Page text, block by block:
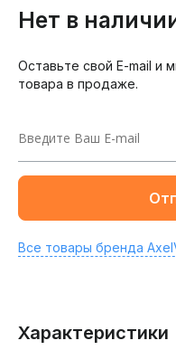
Нет в
Оставьте свой E-mail и
товара в продаже.
Все товары бренда
Характеристики